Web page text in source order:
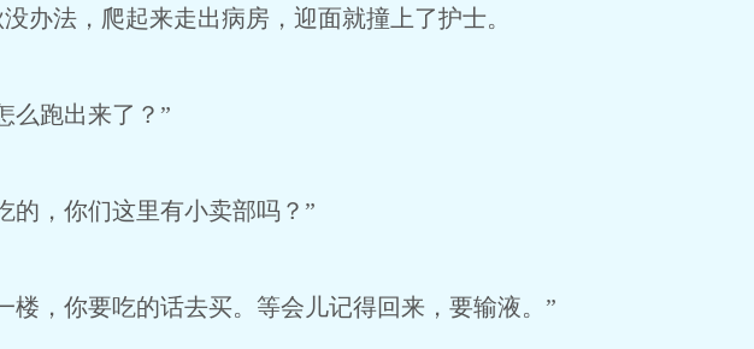
办法，爬起来走出病房，迎面就撞上了护士。
么跑出来了？”
的，你们这里有小卖部吗？”
楼，你要吃的话去买。等会儿记得回来，要输液。”